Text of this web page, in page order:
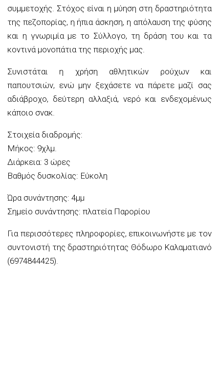
συμμετοχής. Στόχος είναι η μύηση στη δραστηριότητα
της πεζοπορίας, η ήπια άσκηση, η απόλαυση της φύσης
και η γνωριμία με το Σύλλογο, τη δράση του και τα
κοντινά μονοπάτια της περιοχής μας.
Συνιστάται η χρήση αθλητικών ρούχων και
παπουτσιών, ενώ μην ξεχάσετε να πάρετε μαζί σας
αδιάβροχο, δεύτερη αλλαξιά, νερό και ενδεχομένως
κάποιο σνακ.
Στοιχεία διαδρομής:
Μήκος: 9χλμ.
Διάρκεια: 3 ώρες
Βαθμός δυσκολίας: Εύκολη
Ώρα συνάντησης: 4μμ
Σημείο συνάντησης: πλατεία Παρορίου
Για περισσότερες πληροφορίες, επικοινωνήστε με τον
συντονιστή της δραστηριότητας Θόδωρο Καλαματιανό
(6974844425).